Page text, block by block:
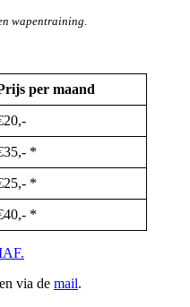
wapentraining
per maand
*
*
*
via de mail.